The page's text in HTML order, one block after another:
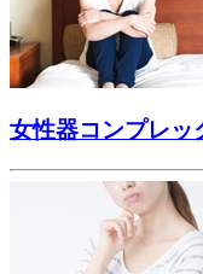
女性器コンプレッ